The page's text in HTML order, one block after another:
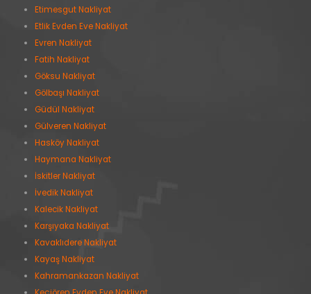
Etimesgut Nakliyat
Etlik Evden Eve Nakliyat
Evren Nakliyat
Fatih Nakliyat
Göksu Nakliyat
Gölbaşı Nakliyat
Güdül Nakliyat
Gülveren Nakliyat
Hasköy Nakliyat
Haymana Nakliyat
İskitler Nakliyat
İvedik Nakliyat
Kalecik Nakliyat
Karşıyaka Nakliyat
Kavaklıdere Nakliyat
Kayaş Nakliyat
Kahramankazan Nakliyat